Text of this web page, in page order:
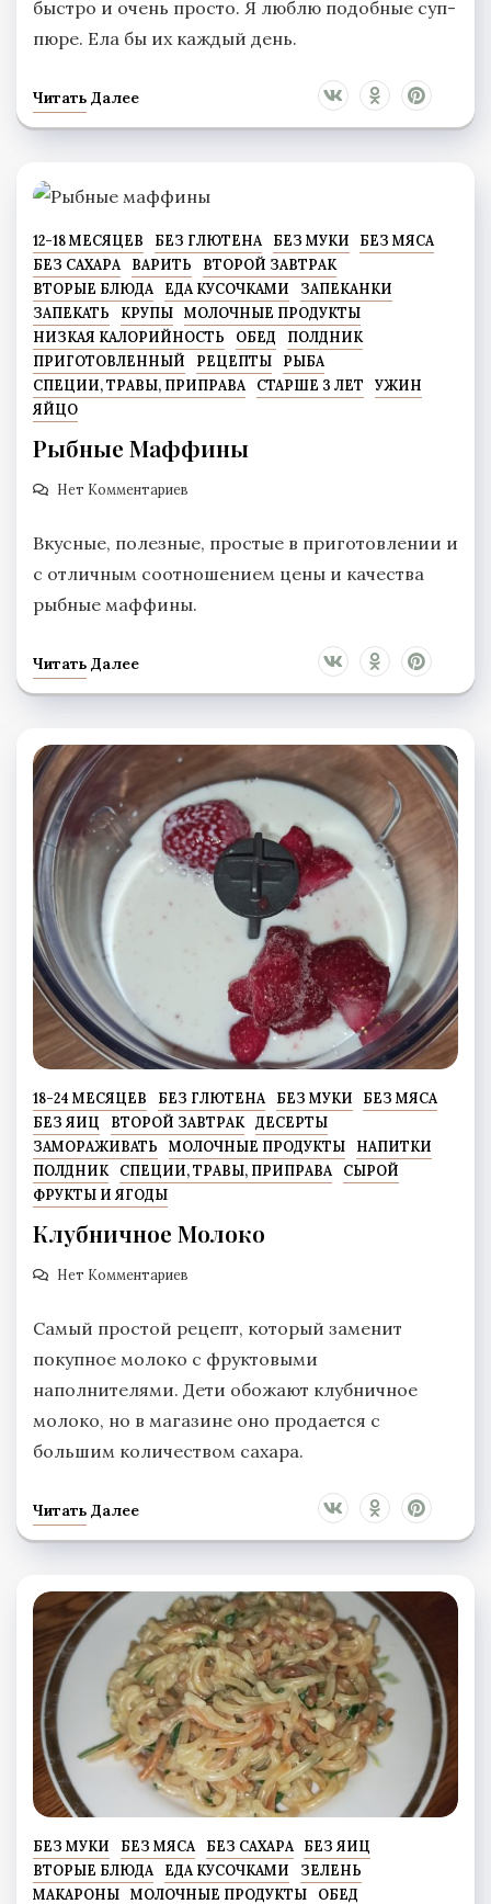
быстро и очень просто. Я люблю подобные суп-
пюре. Ела бы их каждый день.
Читать Далее
12-18 МЕСЯЦЕВ БЕЗ ГЛЮТЕНА БЕЗ МУКИ
БЕЗ МЯСА
БЕЗ САХАРА
ВАРИТЬ
ВТОРОЙ ЗАВТРАК
ВТОРЫЕ БЛЮДА
ЕДА КУСОЧКАМИ
ЗАПЕКАНКИ
ЗАПЕКАТЬ
КРУПЫ
МОЛОЧНЫЕ ПРОДУКТЫ
НИЗКАЯ КАЛОРИЙНОСТЬ
ОБЕД
ПОЛДНИК
ПРИГОТОВЛЕННЫЙ
РЕЦЕПТЫ
РЫБА
СПЕЦИИ, ТРАВЫ, ПРИПРАВА
СТАРШЕ 3 ЛЕТ
УЖИН
ЯЙЦО
Рыбные Маффины
Нет Комментариев
Вкусные, полезные, простые в приготовлении и
с отличным соотношением цены и качества
рыбные маффины.
Читать Далее
18-24 МЕСЯЦЕВ БЕЗ ГЛЮТЕНА БЕЗ МУКИ
БЕЗ МЯСА
БЕЗ ЯИЦ
ВТОРОЙ ЗАВТРАК
ДЕСЕРТЫ
ЗАМОРАЖИВАТЬ
МОЛОЧНЫЕ ПРОДУКТЫ
НАПИТКИ
ПОЛДНИК
СПЕЦИИ, ТРАВЫ, ПРИПРАВА
СЫРОЙ
ФРУКТЫ И ЯГОДЫ
Клубничное Молоко
Нет Комментариев
Самый простой рецепт, который заменит
покупное молоко с фруктовыми
наполнителями. Дети обожают клубничное
молоко, но в магазине оно продается с
большим количеством сахара.
Читать Далее
БЕЗ МУКИ БЕЗ МЯСА БЕЗ САХАРА
БЕЗ ЯИЦ
ВТОРЫЕ БЛЮДА
ЕДА КУСОЧКАМИ
ЗЕЛЕНЬ
МАКАРОНЫ
МОЛОЧНЫЕ ПРОДУКТЫ
ОБЕД